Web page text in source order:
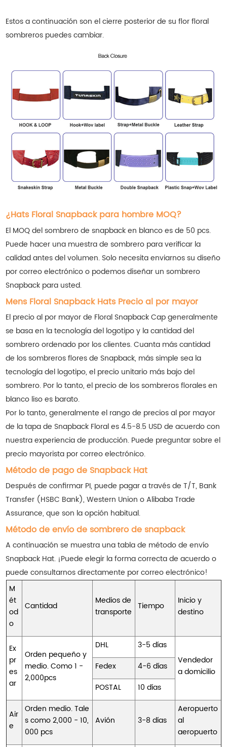
Estos a continuación son el cierre posterior de su flor floral
sombreros puedes cambiar.
¿Hats Floral Snapback para hombre MOQ?
El MOQ del sombrero de snapback en blanco es de 50 pcs.
Puede hacer una muestra de sombrero para verificar la
calidad antes del volumen. Solo necesita enviarnos su diseño
por correo electrónico o podemos diseñar un sombrero
Snapback para usted.
Mens Floral Snapback Hats Precio al por mayor
El precio al por mayor de Floral Snapback Cap generalmente
se basa en la tecnología del logotipo y la cantidad del
sombrero ordenado por los clientes. Cuanta más cantidad
de los sombreros flores de Snapback, más simple sea la
tecnología del logotipo, el precio unitario más bajo del
sombrero. Por lo tanto, el precio de los sombreros florales en
blanco liso es barato.
Por lo tanto, generalmente el rango de precios al por mayor
de la tapa de Snapback Floral es 4.5-8.5 USD de acuerdo con
nuestra experiencia de producción. Puede preguntar sobre el
precio mayorista por correo electrónico.
Método de pago de Snapback Hat
Después de confirmar PI, puede pagar a través de T/T, Bank
Transfer (HSBC Bank), Western Union o Alibaba Trade
Assurance, que son la opción habitual.
Método de envío de sombrero de snapback
A continuación se muestra una tabla de método de envío
Snapback Hat. ¡Puede elegir la forma correcta de acuerdo o
puede consultarnos directamente por correo electrónico!
M
ét
od
o
Cantidad
Medios de
transporte
Tiempo
Inicio y
destino
Ex
pr
es
ar
Orden pequeño y
medio. Como 1 -
2,000pcs
DHL
3-5 días
Vendedor
a domicilio
Fedex
4-6 días
POSTAL
10 días
Air
e
Orden medio. Tale
s como 2,000 - 10,
000 pcs
Avión 3-8 días
Aeropuerto
al
aeropuerto